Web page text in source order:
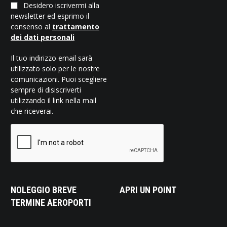
Desidero iscrivermi alla
newsletter ed esprimo il
consenso al trattamento
dei dati personali
Il tuo indirizzo email sarà
utilizzato solo per le nostre
comunicazioni. Puoi scegliere
sempre di disiscriverti
utilizzando il link nella mail
che riceverai.
NOLEGGIO BREVE
TERMINE AEROPORTI
APRI UN POINT